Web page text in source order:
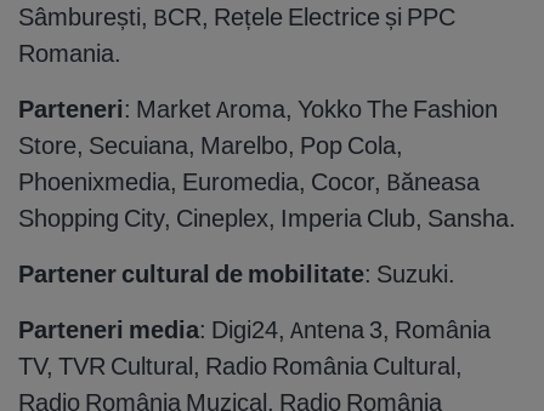
Sâmburești, BCR, Rețele Electrice și PPC
Romania.
Parteneri: Market Aroma, Yokko The Fashion
Store, Secuiana, Marelbo, Pop Cola,
Phoenixmedia, Euromedia, Cocor, Băneasa
Shopping City, Cineplex, Imperia Club, Sansha.
Partener cultural de mobilitate: Suzuki.
Parteneri media: Digi24, Antena 3, România
TV, TVR Cultural, Radio România Cultural,
Radio România Muzical, Radio România